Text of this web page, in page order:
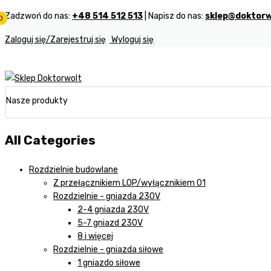
Zadzwoń do nas: +48 514 512 513 | Napisz do nas:
Zaloguj się/Zarejestruj się Wyloguj się
Nasze produkty
All Categories
Rozdzielnie budowlane
Z przełącznikiem LOP/wyłącznikiem 01
Rozdzielnie - gniazda 230V
2-4 gniazda 230V
5-7 gniazd 230V
8 i więcej
Rozdzielnie - gniazda siłowe
1 gniazdo siłowe